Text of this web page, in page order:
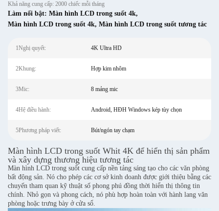
Khả năng cung cấp: 2000 chiếc mỗi tháng
Làm nổi bật: Màn hình LCD trong suốt 4k,
Màn hình LCD trong suốt 4k, Màn hình LCD trong suốt tương tác
1Nghị quyết: 4K Ultra HD
2Khung: Hợp kim nhôm
3Mic: 8 mảng mic
4Hệ điều hành: Android, HĐH Windows kép tùy chọn
5Phương pháp viết: Bút/ngón tay chạm
Màn hình LCD trong suốt Whit 4K để hiển thị sản phẩm
và xây dựng thương hiệu tương tác
Màn hình LCD trong suốt cung cấp nền tảng sáng tạo cho các văn phòng
bất động sản. Nó cho phép các cơ sở kinh doanh được giới thiệu bằng các
chuyến tham quan kỹ thuật số phong phú đồng thời hiển thị thông tin
chính. Nhỏ gọn và phong cách, nó phù hợp hoàn toàn với hành lang văn
phòng hoặc trưng bày ở cửa sổ.